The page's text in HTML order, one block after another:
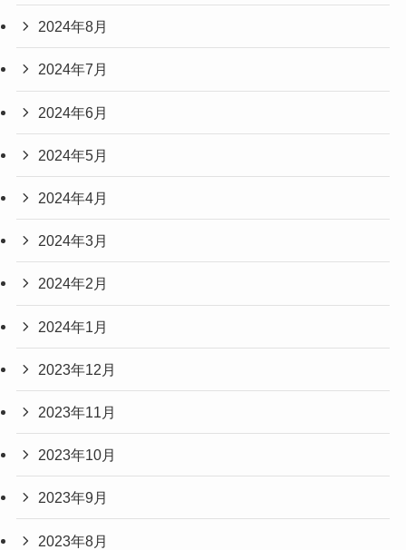
2024年8月
2024年7月
2024年6月
2024年5月
2024年4月
2024年3月
2024年2月
2024年1月
2023年12月
2023年11月
2023年10月
2023年9月
2023年8月